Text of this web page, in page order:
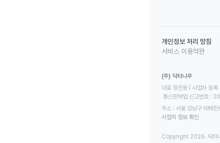
개인정보 처리 방침
서비스 이용약관
(주) 닥터나우
대표 정진웅 | 사업자
통신판매업 신고번호
주소 : 서울 강남구 테헤
사업자 정보 확인
Copyright 2026. 닥터